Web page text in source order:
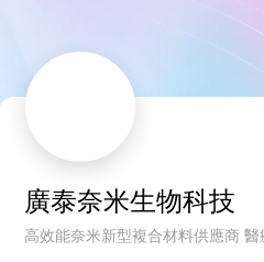
廣泰奈米生物科技